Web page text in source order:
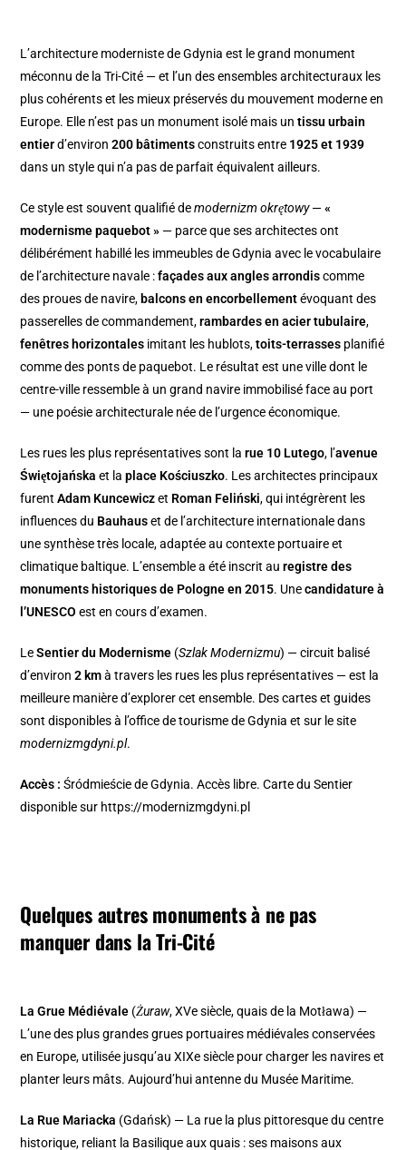
L’architecture moderniste de Gdynia est le grand monument
méconnu de la Tri-Cité — et l’un des ensembles architecturaux les
plus cohérents et les mieux préservés du mouvement moderne en
Europe. Elle n’est pas un monument isolé mais untissu urbain
entierd’environ200 bâtimentsconstruits entre 1925 et 1939
dans un style qui n’a pas de parfait équivalent ailleurs.
Ce style est souvent qualifié demodernizm okrętowy—«
modernisme paquebot » — parce que ses architectes ont
délibérément habillé les immeubles de Gdynia avec le vocabulaire
de l’architecture navale :façades aux angles arrondiscomme
des proues de navire, balcons en encorbellementévoquant des
passerelles de commandement,rambardes en acier tubulaire,
fenêtres horizontales imitant les hublots,toits-terrasses planifié
comme des ponts de paquebot. Le résultat est une ville dont le
centre-ville ressemble à un grand navire immobilisé face au port
— une poésie architecturale née de l’urgence économique.
Les rues les plus représentatives sont larue 10 Lutego, l’avenue
Świętojańska et laplace Kościuszko. Les architectes principaux
furentAdam Kuncewiczet Roman Feliński, qui intégrèrent les
influences du Bauhauset de l’architecture internationale dans
une synthèse très locale, adaptée au contexte portuaire et
climatique baltique. L’ensemble a été inscrit auregistre des
monuments historiques de Pologne en 2015. Unecandidature à
l’UNESCO est en cours d’examen.
LeSentier du Modernisme (Szlak Modernizmu) — circuit balisé
d’environ2 kmà travers les rues les plus représentatives — est la
meilleure manière d’explorer cet ensemble. Des cartes et guides
sont disponibles à l’office de tourisme de Gdynia et sur le site
modernizmgdyni.pl.
Accès : Śródmieście de Gdynia. Accès libre. Carte du Sentier
disponible sur https://modernizmgdyni.pl
Quelques autres monuments à ne pas
manquer dans la Tri-Cité
La Grue Médiévale (Żuraw, XVe siècle, quais de la Motława) —
L’une des plus grandes grues portuaires médiévales conservées
en Europe, utilisée jusqu’au XIXe siècle pour charger les navires et
planter leurs mâts. Aujourd’hui antenne du Musée Maritime.
La Rue Mariacka (Gdańsk) — La rue la plus pittoresque du centre
historique, reliant la Basilique aux quais : ses maisons aux